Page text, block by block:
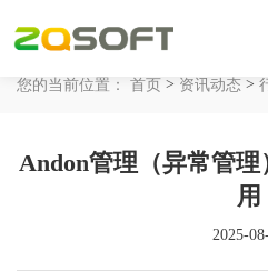
工业AI
您的当前位置： 首页 > 资讯动态 >
Andon管理（异常管
用
2025-
【AI 智能体重塑企